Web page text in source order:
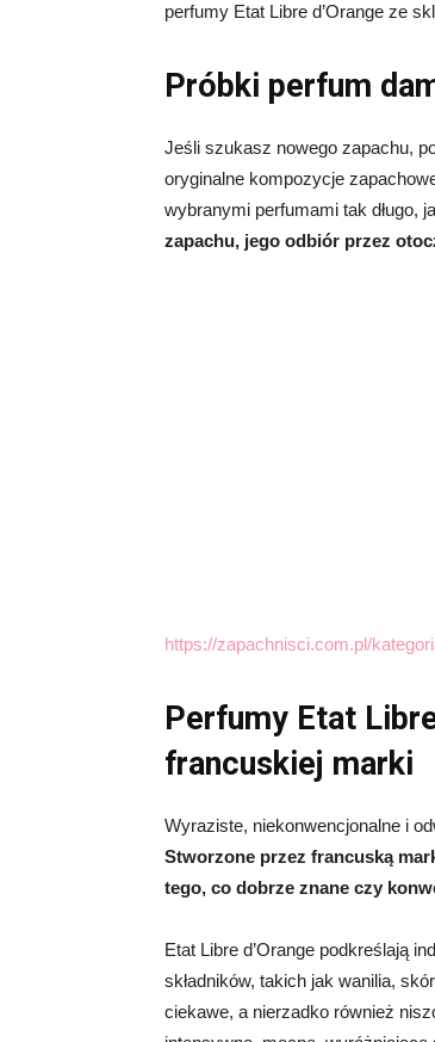
perfumy Etat Libre d’Orange ze
Próbki perfum
Jeśli szukasz nowego zapachu,
oryginalne kompozycje
wybranymi perfumami tak długo,
zapachu, jego odbiór przez
https://zapachnisci.com.pl/
Perfumy Etat
francuskiej marki
Wyraziste, niekonwencjonalne i
Stworzone przez francuską
tego, co dobrze znane czy
Etat Libre d’Orange podkreślają
składników, takich jak wanilia,
ciekawe, a nierzadko również